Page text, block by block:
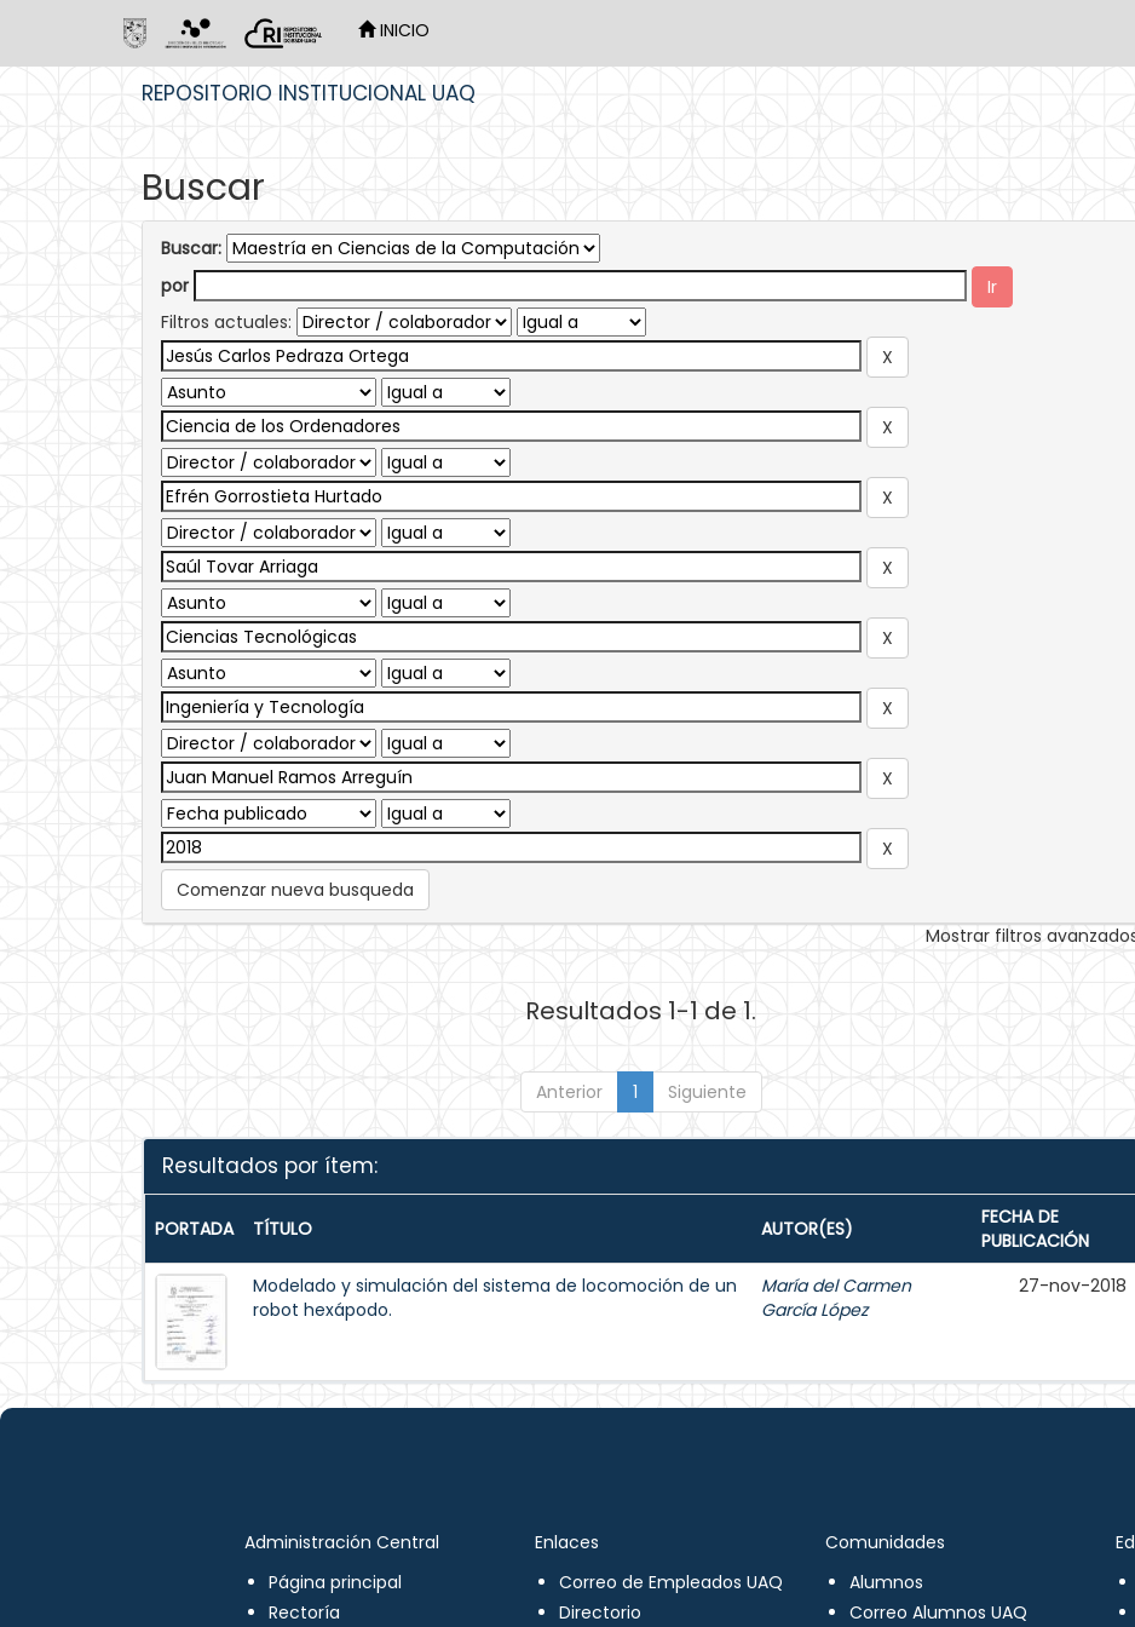
INICIO
REPOSITORIO INSTITUCIONAL UAQ
Buscar
Buscar:
por
Filtros actuales:
Comenzar nueva busqueda
Mostrar filtros
Resultados 1-1 de 1.
Anterior 1 Siguiente
Resultados por ítem:
PORTADA TÍTULO AUTOR(ES)
FECHA DE
PUBLICACIÓN
Modelado y simulación del sistema de locomoción de un
robot hexápodo.
María del Carmen
García López
27-nov-2018
Administración Central
Página principal
Rectoría
Enlaces
Correo de Empleados UAQ
Directorio
Comunidades
Alumnos
Correo Alumnos UAQ